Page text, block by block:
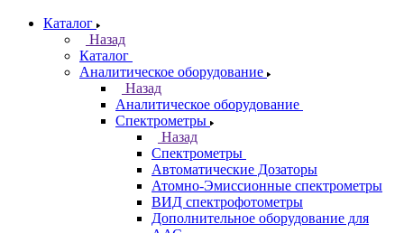
Казань
Назад
Города
Казань
Санкт-Петербург